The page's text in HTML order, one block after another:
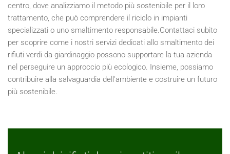
centro, dove analizziamo il metodo più sostenibile per il loro
trattamento, che può comprendere il riciclo in impianti
specializzati o uno smaltimento responsabile.Contattaci subito
per scoprire come i nostri servizi dedicati allo smaltimento dei
rifiuti verdi da giardinaggio possono supportare la tua azienda
nel perseguire un approccio più ecologico. Insieme, possiamo
contribuire alla salvaguardia dell'ambiente e costruire un futuro
più sostenibile.